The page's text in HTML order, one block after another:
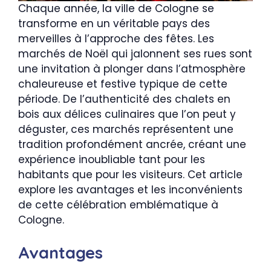
Chaque année, la ville de Cologne se
transforme en un véritable pays des
merveilles à l’approche des fêtes. Les
marchés de Noël qui jalonnent ses rues sont
une invitation à plonger dans l’atmosphère
chaleureuse et festive typique de cette
période. De l’authenticité des chalets en
bois aux délices culinaires que l’on peut y
déguster, ces marchés représentent une
tradition profondément ancrée, créant une
expérience inoubliable tant pour les
habitants que pour les visiteurs. Cet article
explore les avantages et les inconvénients
de cette célébration emblématique à
Cologne.
Avantages